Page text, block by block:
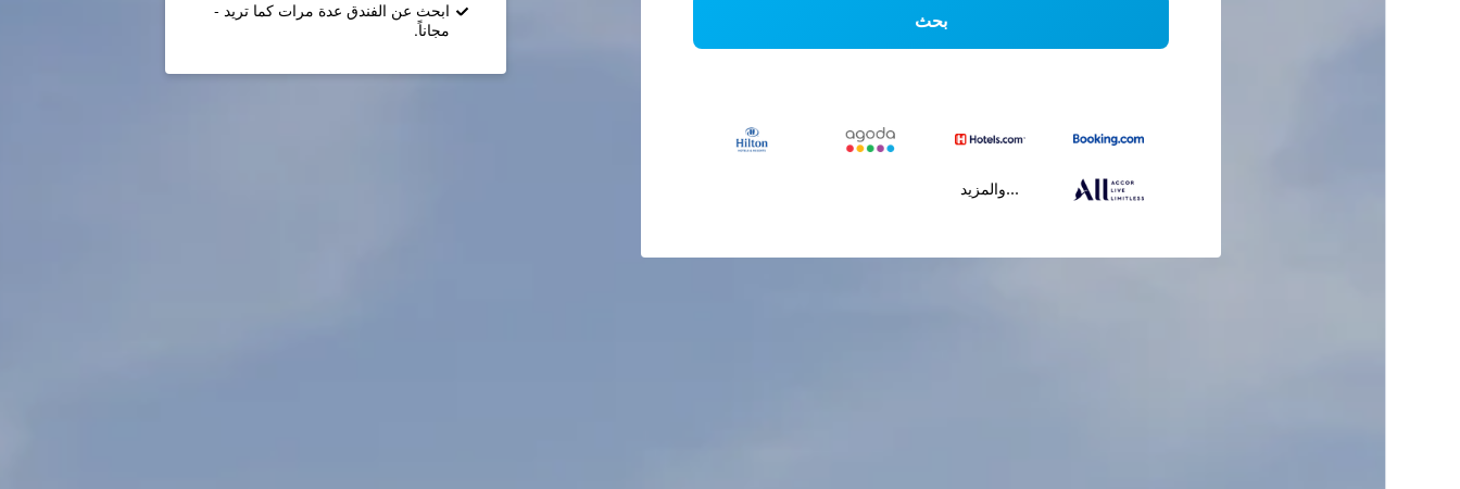
بحث
...والمزيد
ابحث عن الفندق عدة مرات كما تريد -
مجاناً.